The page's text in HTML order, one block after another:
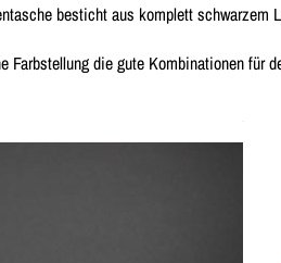
besticht aus komplett schwarzem
Farbstellung die gute Kombinationen für